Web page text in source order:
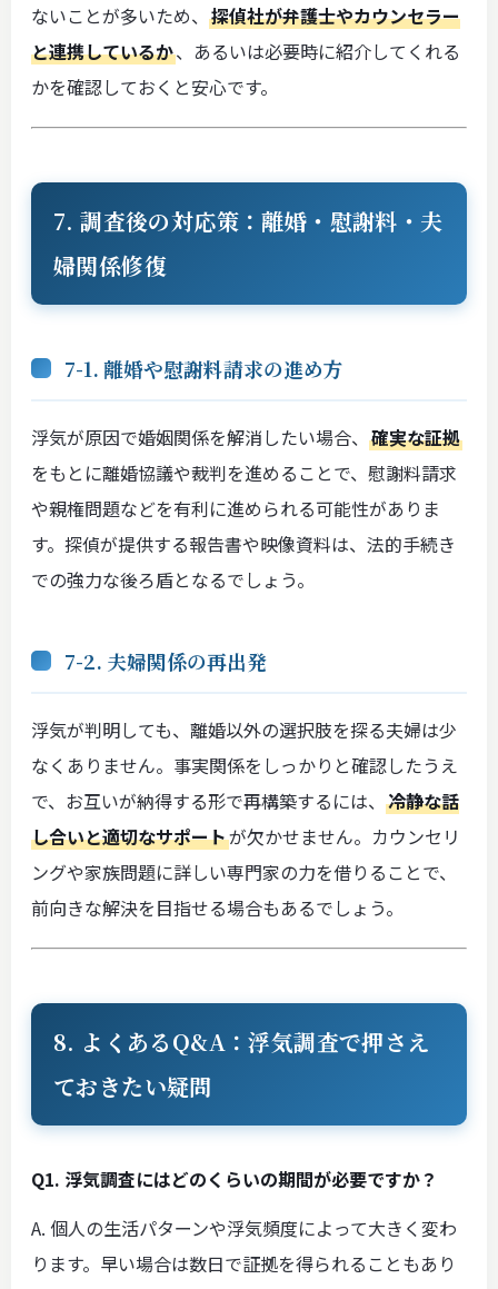
ないことが多いため、 探偵社が弁護士やカウンセラー
と連携しているか、あるいは必要時に紹介してくれる
かを確認しておくと安心です。
7. 調査後の対応策：離婚・慰謝料・夫
婦関係修復
7-1. 離婚や慰謝料請求の進め方
浮気が原因で婚姻関係を解消したい場合、 確実な証拠
をもとに離婚協議や裁判を進めることで、慰謝料請求
や親権問題などを有利に進められる可能性がありま
す。探偵が提供する報告書や映像資料は、法的手続き
での強力な後ろ盾となるでしょう。
7-2. 夫婦関係の再出発
浮気が判明しても、離婚以外の選択肢を探る夫婦は少
なくありません。事実関係をしっかりと確認したうえ
で、お互いが納得する形で再構築するには、 冷静な話
し合いと適切なサポートが欠かせません。カウンセリ
ングや家族問題に詳しい専門家の力を借りることで、
前向きな解決を目指せる場合もあるでしょう。
8. よくあるQ&A：浮気調査で押さえ
ておきたい疑問
Q1. 浮気調査にはどのくらいの期間が必要ですか？
A. 個人の生活パターンや浮気頻度によって大きく変わ
ります。早い場合は数日で証拠を得られることもあり